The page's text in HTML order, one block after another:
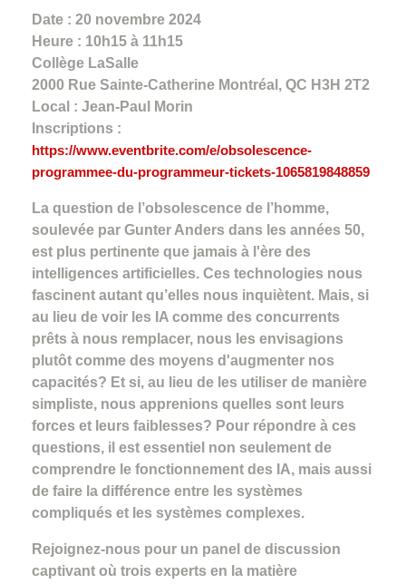
Date : 20 novembre 2024
Heure : 10h15 à 11h15
Collège LaSalle
2000 Rue Sainte-Catherine Montréal, QC H3H 2T2
Local : Jean-Paul Morin
Inscriptions :
https://www.eventbrite.com/e/obsolescence-
programmee-du-programmeur-tickets-1065819848859
La question de l’obsolescence de l’homme,
soulevée par Gunter Anders dans les années 50,
est plus pertinente que jamais à l'ère des
intelligences artificielles. Ces technologies nous
fascinent autant qu’elles nous inquiètent. Mais, si
au lieu de voir les IA comme des concurrents
prêts à nous remplacer, nous les envisagions
plutôt comme des moyens d'augmenter nos
capacités? Et si, au lieu de les utiliser de manière
simpliste, nous apprenions quelles sont leurs
forces et leurs faiblesses? Pour répondre à ces
questions, il est essentiel non seulement de
comprendre le fonctionnement des IA, mais aussi
de faire la différence entre les systèmes
compliqués et les systèmes complexes.
Rejoignez-nous pour un panel de discussion
captivant où trois experts en la matière